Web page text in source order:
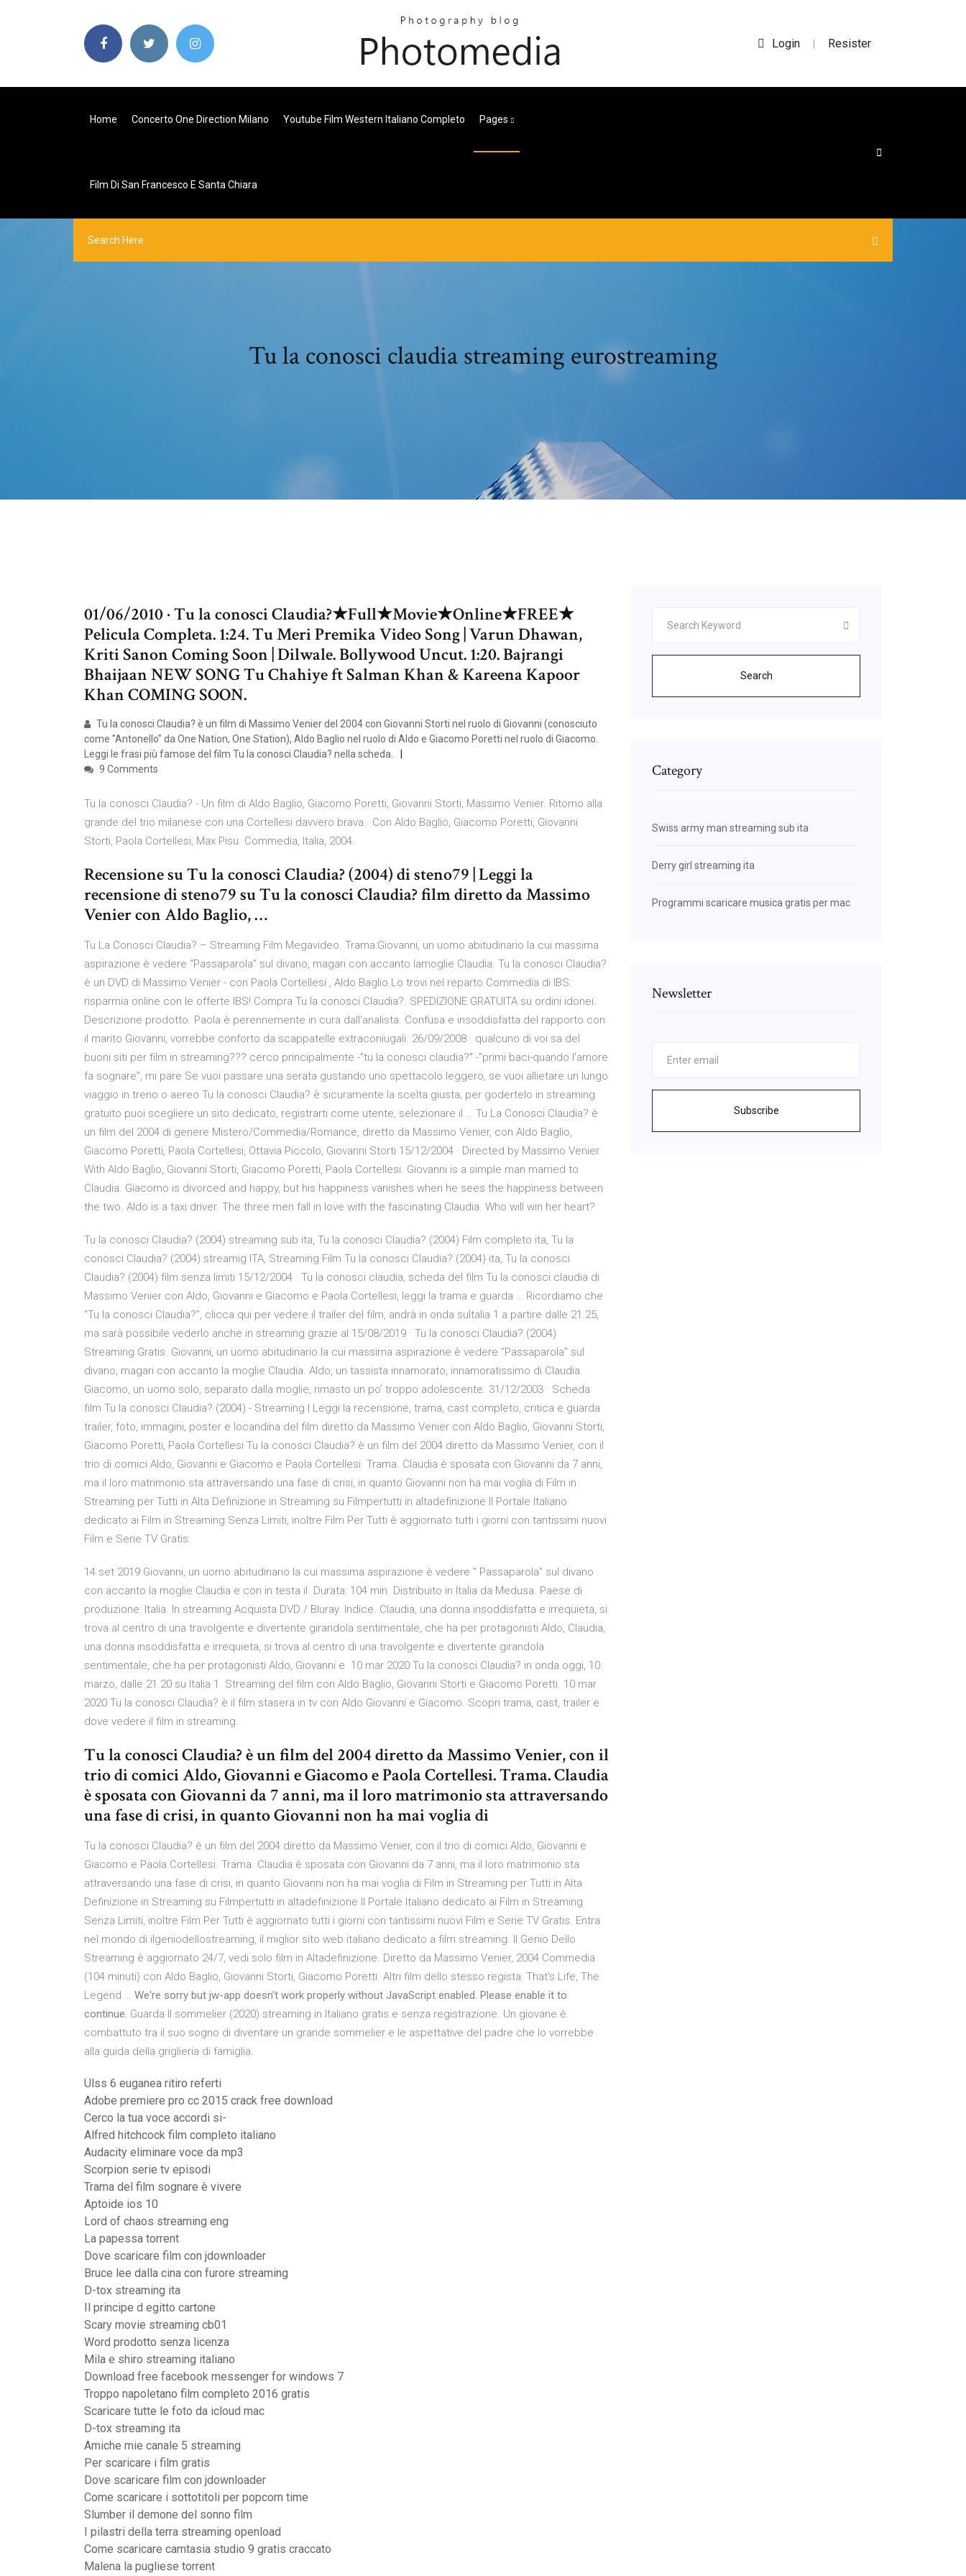
Login | Resister
Home Concerto One Direction Milano Youtube Film Western Italiano Completo Pages
Film Di San Francesco E Santa Chiara
Tu la conosci claudia streaming eurostreaming
01/06/2010 · Tu la conosci Claudia?★Full★Movie★Online★FREE★
Pelicula Completa. 1:24. Tu Meri Premika Video Song | Varun Dhawan,
Kriti Sanon Coming Soon | Dilwale. Bollywood Uncut. 1:20. Bajrangi
Bhaijaan NEW SONG Tu Chahiye ft Salman Khan & Kareena Kapoor
Khan COMING SOON.
Tu la conosci Claudia? è un film di Massimo Venier del 2004 con Giovanni Storti nel ruolo di Giovanni (conosciuto
come "Antonello" da One Nation, One Station), Aldo Baglio nel ruolo di Aldo e Giacomo Poretti nel ruolo di Giacomo.
Leggi le frasi più famose del film Tu la conosci Claudia? nella scheda.
9 Comments
Tu la conosci Claudia? - Un film di Aldo Baglio, Giacomo Poretti, Giovanni Storti, Massimo Venier. Ritorno alla
grande del trio milanese con una Cortellesi davvero brava.. Con Aldo Baglio, Giacomo Poretti, Giovanni
Storti, Paola Cortellesi, Max Pisu. Commedia, Italia, 2004.
Recensione su Tu la conosci Claudia? (2004) di steno79 | Leggi la
recensione di steno79 su Tu la conosci Claudia? film diretto da Massimo
Venier con Aldo Baglio, …
Tu La Conosci Claudia? – Streaming Film Megavideo. Trama:Giovanni, un uomo abitudinario la cui massima
aspirazione è vedere “Passaparola” sul divano, magari con accanto lamoglie Claudia. Tu la conosci Claudia?
è un DVD di Massimo Venier - con Paola Cortellesi , Aldo Baglio.Lo trovi nel reparto Commedia di IBS:
risparmia online con le offerte IBS! Compra Tu la conosci Claudia?. SPEDIZIONE GRATUITA su ordini idonei.
Descrizione prodotto. Paola è perennemente in cura dall'analista. Confusa e insoddisfatta del rapporto con
il marito Giovanni, vorrebbe conforto da scappatelle extraconiugali. 26/09/2008 · qualcuno di voi sa del
buoni siti per film in streaming??? cerco principalmente -"tu la conosci claudia?" -"primi baci-quando l'amore
fa sognare", mi pare Se vuoi passare una serata gustando uno spettacolo leggero, se vuoi allietare un lungo
viaggio in treno o aereo Tu la conosci Claudia? è sicuramente la scelta giusta; per godertelo in streaming
gratuito puoi scegliere un sito dedicato, registrarti come utente, selezionare il … Tu La Conosci Claudia? è
un film del 2004 di genere Mistero/Commedia/Romance, diretto da Massimo Venier, con Aldo Baglio,
Giacomo Poretti, Paola Cortellesi, Ottavia Piccolo, Giovanni Storti 15/12/2004 · Directed by Massimo Venier.
With Aldo Baglio, Giovanni Storti, Giacomo Poretti, Paola Cortellesi. Giovanni is a simple man married to
Claudia. Giacomo is divorced and happy, but his happiness vanishes when he sees the happiness between
the two. Aldo is a taxi driver. The three men fall in love with the fascinating Claudia. Who will win her heart?
Tu la conosci Claudia? (2004) streaming sub ita, Tu la conosci Claudia? (2004) Film completo ita, Tu la
conosci Claudia? (2004) streamig ITA, Streaming Film Tu la conosci Claudia? (2004) ita, Tu la conosci
Claudia? (2004) film senza limiti 15/12/2004 · Tu la conosci claudia, scheda del film Tu la conosci claudia di
Massimo Venier con Aldo, Giovanni e Giacomo e Paola Cortellesi, leggi la trama e guarda … Ricordiamo che
“Tu la conosci Claudia?”, clicca qui per vedere il trailer del film, andrà in onda suItalia 1 a partire dalle 21.25,
ma sarà possibile vederlo anche in streaming grazie al 15/08/2019 · Tu la conosci Claudia? (2004)
Streaming Gratis. Giovanni, un uomo abitudinario la cui massima aspirazione è vedere “Passaparola” sul
divano, magari con accanto la moglie Claudia. Aldo, un tassista innamorato, innamoratissimo di Claudia.
Giacomo, un uomo solo, separato dalla moglie, rimasto un po’ troppo adolescente. 31/12/2003 · Scheda
film Tu la conosci Claudia? (2004) - Streaming | Leggi la recensione, trama, cast completo, critica e guarda
trailer, foto, immagini, poster e locandina del film diretto da Massimo Venier con Aldo Baglio, Giovanni Storti,
Giacomo Poretti, Paola Cortellesi Tu la conosci Claudia? è un film del 2004 diretto da Massimo Venier, con il
trio di comici Aldo, Giovanni e Giacomo e Paola Cortellesi. Trama. Claudia è sposata con Giovanni da 7 anni,
ma il loro matrimonio sta attraversando una fase di crisi, in quanto Giovanni non ha mai voglia di Film in
Streaming per Tutti in Alta Definizione in Streaming su Filmpertutti in altadefinizione Il Portale Italiano
dedicato ai Film in Streaming Senza Limiti, inoltre Film Per Tutti è aggiornato tutti i giorni con tantissimi nuovi
Film e Serie TV Gratis.
14 set 2019 Giovanni, un uomo abitudinario la cui massima aspirazione è vedere " Passaparola" sul divano
con accanto la moglie Claudia e con in testa il Durata: 104 min. Distribuito in Italia da Medusa. Paese di
produzione: Italia. In streaming Acquista DVD / Bluray. Indice. Claudia, una donna insoddisfatta e irrequieta, si
trova al centro di una travolgente e divertente girandola sentimentale, che ha per protagonisti Aldo, Claudia,
una donna insoddisfatta e irrequieta, si trova al centro di una travolgente e divertente girandola
sentimentale, che ha per protagonisti Aldo, Giovanni e 10 mar 2020 Tu la conosci Claudia? in onda oggi, 10
marzo, dalle 21.20 su Italia 1. Streaming del film con Aldo Baglio, Giovanni Storti e Giacomo Poretti. 10 mar
2020 Tu la conosci Claudia? è il film stasera in tv con Aldo Giovanni e Giacomo. Scopri trama, cast, trailer e
dove vedere il film in streaming.
Tu la conosci Claudia? è un film del 2004 diretto da Massimo Venier, con il
trio di comici Aldo, Giovanni e Giacomo e Paola Cortellesi. Trama. Claudia
è sposata con Giovanni da 7 anni, ma il loro matrimonio sta attraversando
una fase di crisi, in quanto Giovanni non ha mai voglia di
Tu la conosci Claudia? è un film del 2004 diretto da Massimo Venier, con il trio di comici Aldo, Giovanni e
Giacomo e Paola Cortellesi. Trama. Claudia è sposata con Giovanni da 7 anni, ma il loro matrimonio sta
attraversando una fase di crisi, in quanto Giovanni non ha mai voglia di Film in Streaming per Tutti in Alta
Definizione in Streaming su Filmpertutti in altadefinizione Il Portale Italiano dedicato ai Film in Streaming
Senza Limiti, inoltre Film Per Tutti è aggiornato tutti i giorni con tantissimi nuovi Film e Serie TV Gratis. Entra
nel mondo di ilgeniodellostreaming, il miglior sito web italiano dedicato a film streaming. Il Genio Dello
Streaming è aggiornato 24/7, vedi solo film in Altadefinizione. Diretto da Massimo Venier, 2004 Commedia
(104 minuti) con Aldo Baglio, Giovanni Storti, Giacomo Poretti. Altri film dello stesso regista: That's Life, The
Legend … We're sorry but jw-app doesn't work properly without JavaScript enabled. Please enable it to
continue. Guarda Il sommelier (2020) streaming in Italiano gratis e senza registrazione. Un giovane è
combattuto tra il suo sogno di diventare un grande sommelier e le aspettative del padre che lo vorrebbe
alla guida della griglieria di famiglia.
Ulss 6 euganea ritiro referti
Adobe premiere pro cc 2015 crack free download
Cerco la tua voce accordi si-
Alfred hitchcock film completo italiano
Audacity eliminare voce da mp3
Scorpion serie tv episodi
Trama del film sognare è vivere
Aptoide ios 10
Lord of chaos streaming eng
La papessa torrent
Dove scaricare film con jdownloader
Bruce lee dalla cina con furore streaming
D-tox streaming ita
Il principe d egitto cartone
Scary movie streaming cb01
Word prodotto senza licenza
Mila e shiro streaming italiano
Download free facebook messenger for windows 7
Troppo napoletano film completo 2016 gratis
Scaricare tutte le foto da icloud mac
D-tox streaming ita
Amiche mie canale 5 streaming
Per scaricare i film gratis
Dove scaricare film con jdownloader
Come scaricare i sottotitoli per popcorn time
Slumber il demone del sonno film
I pilastri della terra streaming openload
Come scaricare camtasia studio 9 gratis craccato
Malena la pugliese torrent
Search
Category
Swiss army man streaming sub ita
Derry girl streaming ita
Programmi scaricare musica gratis per mac
Newsletter
Subscribe